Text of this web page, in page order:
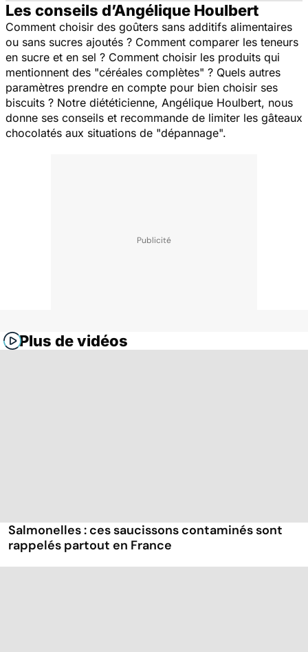
Les conseils d’Angélique Houlbert
Comment choisir des goûters sans additifs alimentaires
ou sans sucres ajoutés ? Comment comparer les teneurs
en sucre et en sel ? Comment choisir les produits qui
mentionnent des "céréales complètes" ? Quels autres
paramètres prendre en compte pour bien choisir ses
biscuits ? Notre diététicienne, Angélique Houlbert, nous
donne ses conseils et recommande de limiter les gâteaux
chocolatés aux situations de "dépannage".
Plus de vidéos
Salmonelles : ces saucissons contaminés sont
rappelés partout en France